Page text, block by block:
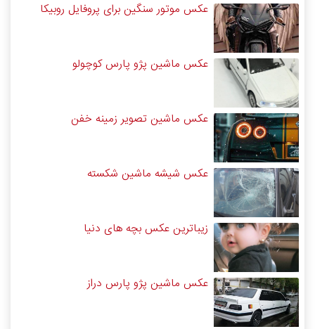
عکس موتور سنگین برای پروفایل روبیکا
عکس ماشین پژو پارس کوچولو
عکس ماشین تصویر زمینه خفن
عکس شیشه ماشین شکسته
زیباترین عکس بچه های دنیا
عکس ماشین پژو پارس دراز